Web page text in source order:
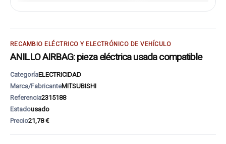
RECAMBIO ELÉCTRICO Y ELECTRÓNICO DE VEHÍCULO
ANILLO AIRBAG: pieza eléctrica usada compatible
CategoríaELECTRICIDAD
Marca/FabricanteMITSUBISHI
Referencia2315188
Estadousado
Precio21,78 €